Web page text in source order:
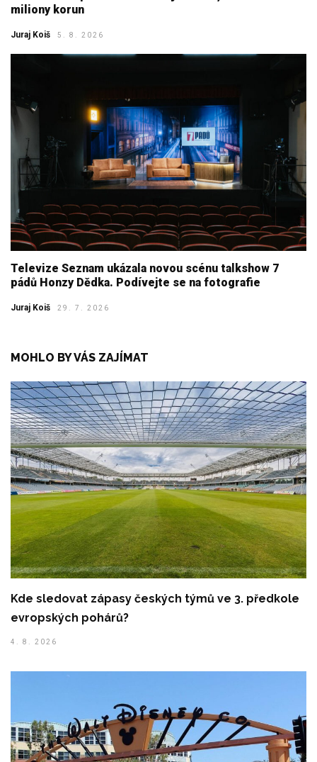
miliony korun
Juraj Koiš 5. 8. 2026
Televize Seznam ukázala novou scénu talkshow 7
pádů Honzy Dědka. Podívejte se na fotografie
Juraj Koiš 29. 7. 2026
MOHLO BY VÁS ZAJÍMAT
Kde sledovat zápasy českých týmů ve 3. předkole
evropských pohárů?
4. 8. 2026